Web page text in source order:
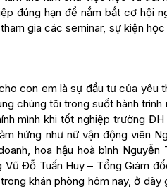
đúng hạn để nắm bắt cơ hội
gia các seminar, sự kiện
con em là sự đầu tư của yêu
chúng tôi trong suốt hành
mình khi tốt nghiệp trường
hứng như nữ vận động viên
hoa hậu hoà bình
Đỗ Tuấn Huy – Tổng Giám
khán phòng hôm nay, ở